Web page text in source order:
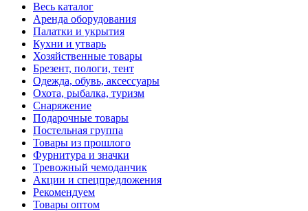
Весь каталог
Аренда оборудования
Палатки и укрытия
Кухни и утварь
Хозяйственные товары
Брезент, пологи, тент
Одежда, обувь, аксессуары
Охота, рыбалка, туризм
Снаряжение
Подарочные товары
Постельная группа
Товары из прошлого
Фурнитура и значки
Тревожный чемоданчик
Акции и спецпредложения
Рекомендуем
Товары оптом